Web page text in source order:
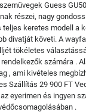
Guess
részei, nagy
teljes keretes modell a
divatját követi. A
tökéletes
számára .
, ami kivételes
Szállítás 29 900 FT
eyerimen és ingyen
.